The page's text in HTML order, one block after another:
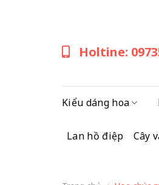
Holtine:
Kiểu dáng hoa
Lan hồ điệp Cây